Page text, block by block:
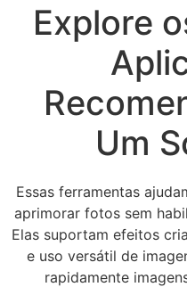
Explore
Um
Essas ferramentas
aprimorar fotos sem
Elas suportam efeitos
e uso versátil de
rapidamente